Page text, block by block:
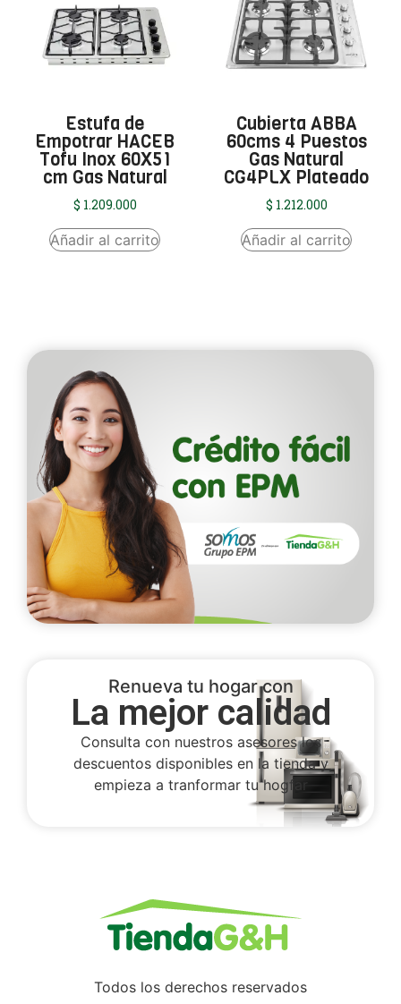
Estufa de
Empotrar HACEB
Tofu Inox 60X51
cm Gas Natural
$ 1.209.000
Añadir al carrito
Cubierta ABBA
60cms 4 Puestos
Gas Natural
CG4PLX Plateado
$ 1.212.000
Añadir al carrito
Renueva tu hogar con
La mejor calidad
Consulta con nuestros asesores los
descuentos disponibles en la tienda y
empieza a tranformar tu hogfar
Todos los derechos reservados